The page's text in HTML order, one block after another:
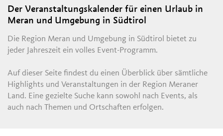
Der Veranstaltungskalender für einen Urlaub in
Meran und Umgebung in Südtirol
Die Region Meran und Umgebung in Südtirol bietet zu
jeder Jahreszeit ein volles Event-Programm.
Auf dieser Seite findest du einen Überblick über sämtliche
Highlights und Veranstaltungen in der Region Meraner
Land. Eine gezielte Suche kann sowohl nach Events, als
auch nach Themen und Ortschaften erfolgen.